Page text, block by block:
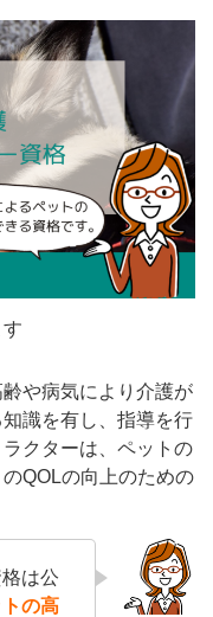
齢や病気により介護が
識を有し、指導を行
クターは、ペットの
QOLの向上のための
は公
の高